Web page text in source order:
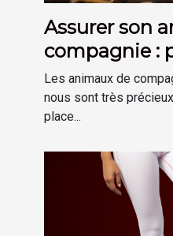
Assurer son
compagnie :
est-il
Les animaux de
nous sont très
place...